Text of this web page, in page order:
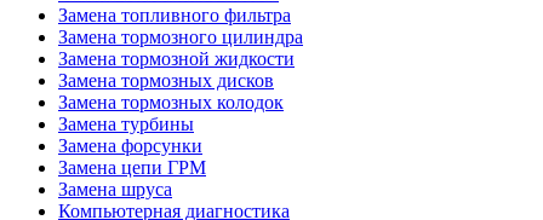
Замена топливного фильтра
Замена тормозного цилиндра
Замена тормозной жидкости
Замена тормозных дисков
Замена тормозных колодок
Замена турбины
Замена форсунки
Замена цепи ГРМ
Замена шруса
Компьютерная диагностика